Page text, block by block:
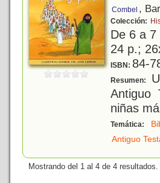
Combel ,
Colección:
De 6 a
24 p.;
ISBN: 84-
Resumen:
Antiguo
niñas
Temática:
Antiguo
Mostrando del 1 al 4 de 4 resultados.